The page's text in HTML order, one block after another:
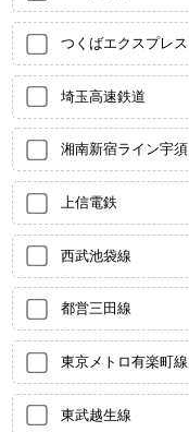
つくばエクスプレス
埼玉高速鉄道
湘南新宿ライン宇須
上信電鉄
西武池袋線
都営三田線
東京メトロ有楽町線
東武越生線